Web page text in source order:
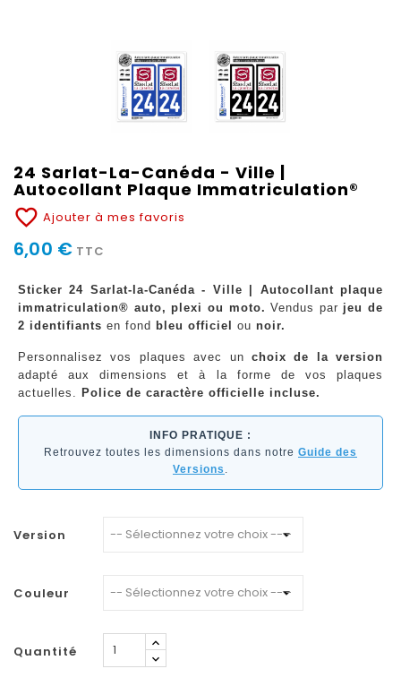
24 Sarlat-La-Canéda - Ville |
Autocollant Plaque Immatriculation®
favorite_border Ajouter à mes favoris
6,00 € TTC
Sticker 24 Sarlat-la-Canéda - Ville | Autocollant plaque
immatriculation® auto, plexi ou moto. Vendus par jeu de
2 identifiants en fond bleu officiel ou noir.
Personnalisez vos plaques avec un choix de la version
adapté aux dimensions et à la forme de vos plaques
actuelles. Police de caractère officielle incluse.
INFO PRATIQUE :
Retrouvez toutes les dimensions dans notre Guide des
Versions .
Version
Couleur
Quantité